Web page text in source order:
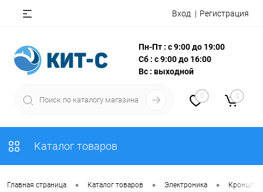
Вход Регистрация
Пн-Пт : с 9:00 до 19:00
Сб : с 9:00 до 16:00
Вс : выходной
0 0
Каталог товаров
Главная страница • Каталог товаров • Электроника •